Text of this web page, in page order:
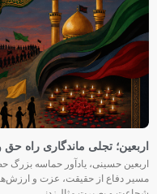
اربعین؛ تجلی ماندگاری راه حق
اربعین حسینی، یادآور حماسه بزرگ
مسیر دفاع از حقیقت، عزت و